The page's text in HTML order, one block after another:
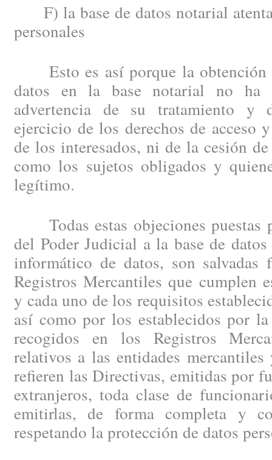
F) la base de datos notarial
personales
Esto es así porque la obtención
datos en la base notarial no ha
advertencia de su tratamiento
ejercicio de los derechos de acceso
de los interesados, ni de la cesión
como los sujetos obligados y
legítimo.
Todas estas objeciones puestas
del Poder Judicial a la base de
informático de datos, son salvadas
Registros Mercantiles que cumplen
y cada uno de los requisitos
así como por los establecidos por
recogidos en los Registros
relativos a las entidades mercantiles
refieren las Directivas, emitidas por
extranjeros, toda clase de
emitirlas, de forma completa y
respetando la protección de datos